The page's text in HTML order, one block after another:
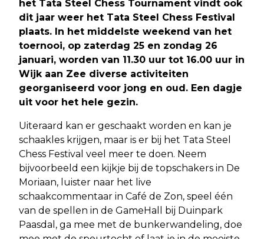
het Tata Steel Chess Tournament vindt ook
dit jaar weer het Tata Steel Chess Festival
plaats. In het middelste weekend van het
toernooi, op zaterdag 25 en zondag 26
januari, worden van 11.30 uur tot 16.00 uur in
Wijk aan Zee diverse activiteiten
georganiseerd voor jong en oud. Een dagje
uit voor het hele gezin.
Uiteraard kan er geschaakt worden en kan je
schaakles krijgen, maar is er bij het Tata Steel
Chess Festival veel meer te doen. Neem
bijvoorbeeld een kijkje bij de topschakers in De
Moriaan, luister naar het live
schaakcommentaar in Café de Zon, speel één
van de spellen in de GameHall bij Duinpark
Paasdal, ga mee met de bunkerwandeling, doe